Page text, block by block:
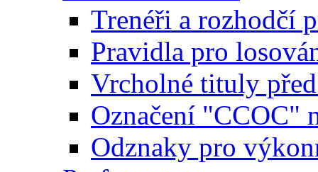
Trenéři a rozhodčí
Pravidla pro
Vrcholné tituly
Označení "CCOC"
Odznaky pro